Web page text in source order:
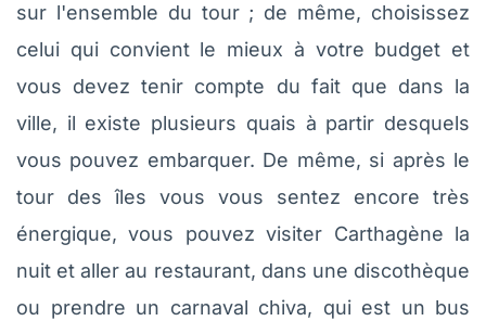
sur l'ensemble du tour ; de même, choisissez
celui qui convient le mieux à votre budget et
vous devez tenir compte du fait que dans la
ville, il existe plusieurs quais à partir desquels
vous pouvez embarquer. De même, si après le
tour des îles vous vous sentez encore très
énergique, vous pouvez visiter Carthagène la
nuit et aller au restaurant, dans une discothèque
ou prendre un carnaval chiva, qui est un bus